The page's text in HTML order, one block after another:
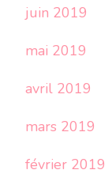
juin 2019
mai 2019
avril 2019
mars 2019
février 2019